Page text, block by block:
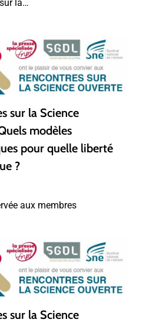
la…
sur la Science
modèles
pour quelle liberté
?
aux membres
sur la Science